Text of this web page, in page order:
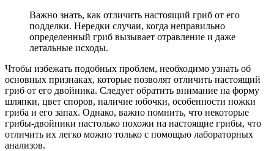
Важно знать, как отличить настоящий гриб от его
подделки. Нередки случаи, когда неправильно
определенный гриб вызывает отравление и даже
летальные исходы.
Чтобы избежать подобных проблем, необходимо узнать об
основных признаках, которые позволят отличить настоящий
гриб от его двойника. Следует обратить внимание на форму
шляпки, цвет споров, наличие юбочки, особенности ножки
гриба и его запах. Однако, важно помнить, что некоторые
грибы-двойники настолько похожи на настоящие грибы, что
отличить их легко можно только с помощью лабораторных
анализов.